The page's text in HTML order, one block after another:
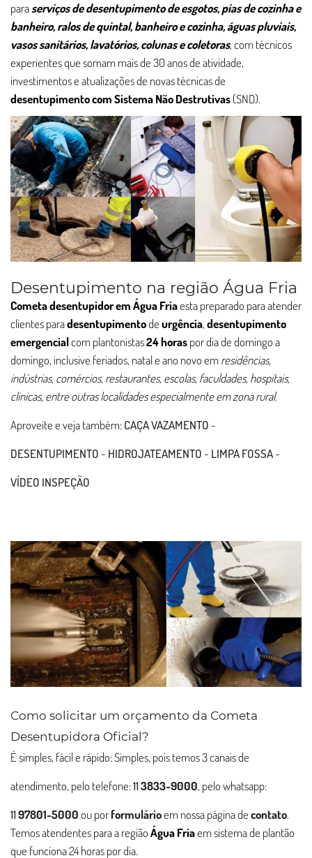
paraserviços de desentupimento de esgotos, pias de cozinha e
banheiro, ralos de quintal, banheiro e cozinha, águas pluviais,
vasos sanitários, lavatórios, colunas e coletoras, com técnicos
experientes que somam mais de 30 anos de atividade,
investimentos e atualizações de novas técnicas de
desentupimento com Sistema Não Destrutivas(SND).
Desentupimento na região Água Fria
Cometa desentupidor em Água Friaesta preparado para atender
clientes paradesentupimentodeurgência,desentupimento
emergencialcom plantonistas24 horaspor dia de domingo a
domingo, inclusive feriados, natal e ano novo emresidências,
indústrias, comércios, restaurantes, escolas, faculdades, hospitais,
clinicas, entre outras localidades especialmente em zona rural.
Aproveite e veja também:CAÇA VAZAMENTO -
DESENTUPIMENTO - HIDROJATEAMENTO - LIMPA FOSSA-
VÍDEO INSPEÇÃO
Como solicitar um orçamento da Cometa
Desentupidora Oficial?
É simples, fácil e rápido: Simples, pois temos 3 canais de
atendimento, pelo telefone:113833-9000, pelo whatsapp:
1197801-5000ou porformulárioem nossa página decontato.
Temos atendentes para a regiãoÁgua Friaem sistema de plantão
que funciona 24 horas por dia.